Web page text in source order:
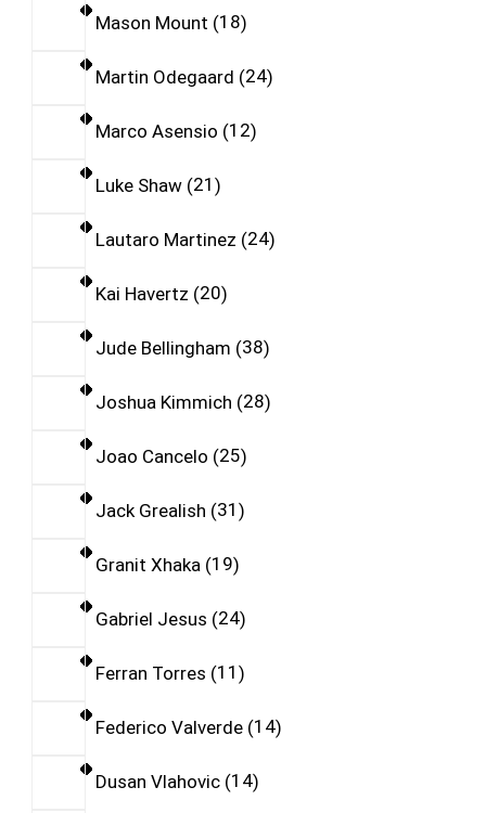
Mason Mount 18
Martin Odegaard 24
Marco Asensio 12
Luke Shaw 21
Lautaro Martinez 24
Kai Havertz 20
Jude Bellingham 38
Joshua Kimmich 28
Joao Cancelo 25
Jack Grealish 31
Granit Xhaka 19
Gabriel Jesus 24
Ferran Torres 11
Federico Valverde 14
Dusan Vlahovic 14